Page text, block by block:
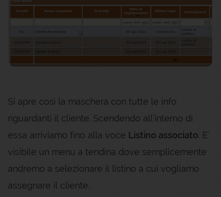
Si apre così la maschera con tutte le info
riguardanti il cliente. Scendendo all'interno di
essa arriviamo fino alla voce Listino associato. E'
visibile un menu a tendina dove semplicemente
andremo a selezionare il listino a cui vogliamo
assegnare il cliente.